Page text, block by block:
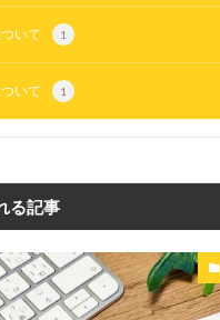
いて 1
いて 1
る記事